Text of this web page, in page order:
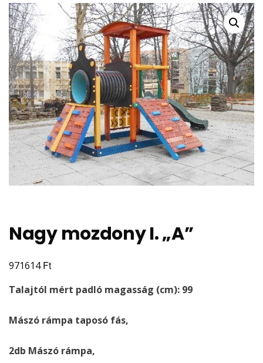
Nagy mozdony I. „A”
971614Ft
Talajtól mért padló magasság (cm): 99
Mászó rámpa taposó fás,
2db Mászó rámpa,